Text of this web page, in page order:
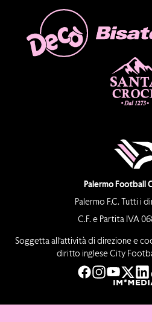
Palermo Football
Palermo F.C. Tutti i
C.F. e Partita IVA
Soggetta all’attività di direzione e
diritto inglese City